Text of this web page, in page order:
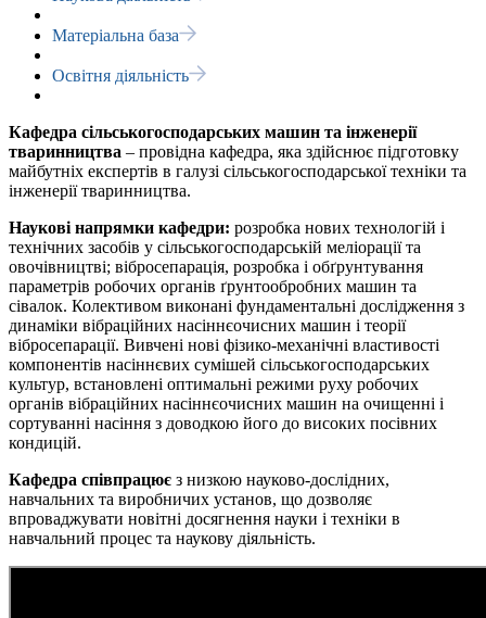
Матеріальна база
Освітня діяльність
Кафедра сільськогосподарських машин та інженерії
тваринництва – провідна кафедра, яка здійснює підготовку
майбутніх експертів в галузі сільськогосподарської техніки та
інженерії тваринництва.
Наукові напрямки кафедри: розробка нових технологій і
технічних засобів у сільськогосподарській меліорації та
овочівництві; вібросепарація, розробка і обґрунтування
параметрів робочих органів ґрунтообробних машин та
сівалок. Колективом виконані фундаментальні дослідження з
динаміки вібраційних насіннєочисних машин і теорії
вібросепарації. Вивчені нові фізико-механічні властивості
компонентів насіннєвих сумішей сільськогосподарських
культур, встановлені оптимальні режими руху робочих
органів вібраційних насіннєочисних машин на очищенні і
сортуванні насіння з доводкою його до високих посівних
кондицій.
Кафедра співпрацює з низкою науково-дослідних,
навчальних та виробничих установ, що дозволяє
впроваджувати новітні досягнення науки і техніки в
навчальний процес та наукову діяльність.